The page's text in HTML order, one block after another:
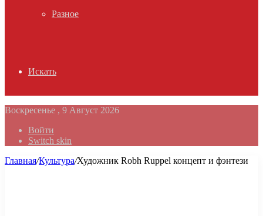
Разное
Искать
Воскресенье , 9 Август 2026
Войти
Switch skin
Главная/Культура/Художник Robh Ruppel концепт и фэнтези